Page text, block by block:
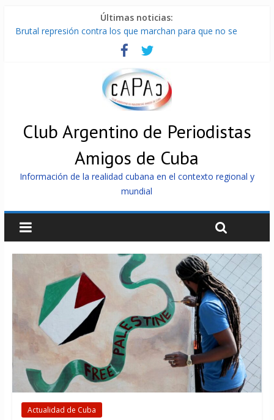
Últimas noticias:
Brutal represión contra los que marchan para que no se
Distribuyen en Cuba Equipos fotovoltaicos recibidos desde
La ONU condena medidas de EE.UU contra Cuba
Cuba alerta sobre doctrina militar de dominación de EEUU
Nuevas sanciones de EEUU contra Cuba apuntan a la
cooperación militar con Rusia y China
Club Argentino de Periodistas
Amigos de Cuba
Información de la realidad cubana en el contexto regional y
mundial
Actualidad de Cuba